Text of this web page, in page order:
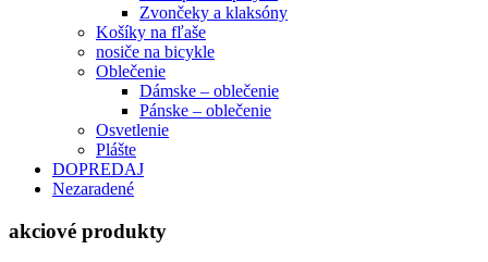
Zvončeky a klaksóny
Košíky na fľaše
nosiče na bicykle
Oblečenie
Dámske – oblečenie
Pánske – oblečenie
Osvetlenie
Plášte
DOPREDAJ
Nezaradené
akciové produkty